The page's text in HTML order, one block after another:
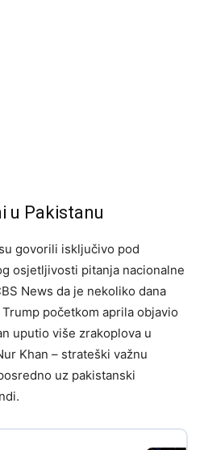
u Pakistanu
govorili isključivo pod
osjetljivosti pitanja nacionalne
News da je nekoliko dana
početkom aprila objavio
uputio više zrakoplova u
Khan – strateški važnu
uz pakistanski